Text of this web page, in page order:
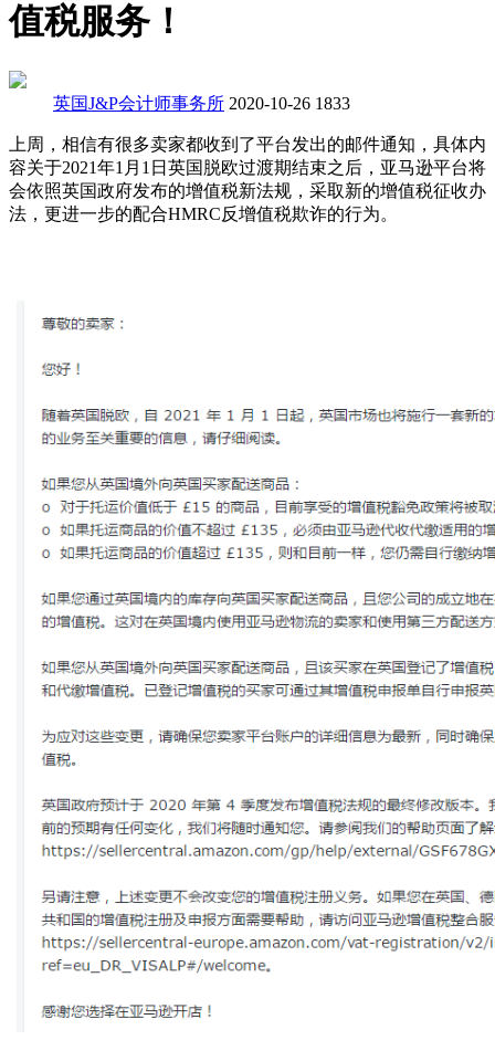
值税服务！
英国J&P会计师事务所 2020-10-26 1833
上周，相信有很多卖家都收到了平台发出的邮件通知，具体内
容关于2021年1月1日英国脱欧过渡期结束之后，亚马逊平台将
会依照英国政府发布的增值税新法规，采取新的增值税征收办
法，更进一步的配合HMRC反增值税欺诈的行为。